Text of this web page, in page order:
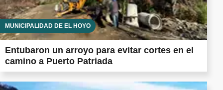
MUNICIPALIDAD DE EL HOYO
Entubaron un arroyo para evitar cortes en el
camino a Puerto Patriada